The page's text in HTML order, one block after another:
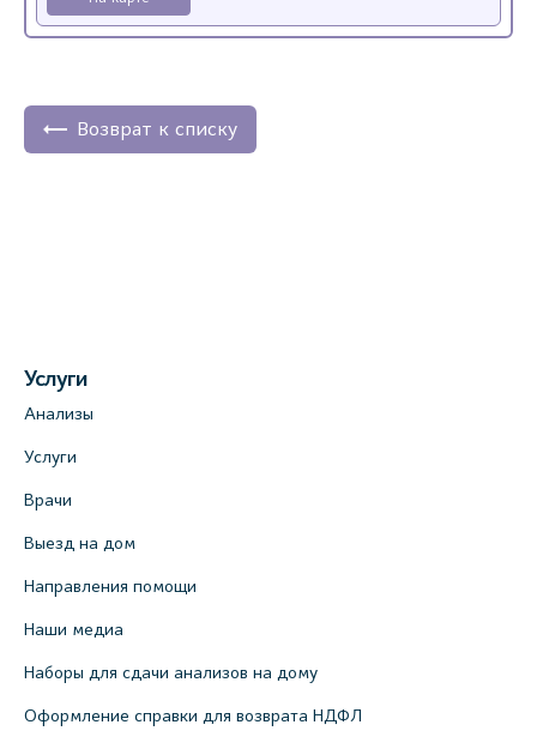
Возврат к списку
Услуги
Анализы
Услуги
Врачи
Выезд на дом
Направления помощи
Наши медиа
Наборы для сдачи анализов на дому
Оформление справки для возврата НДФЛ